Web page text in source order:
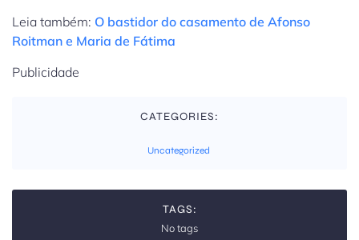
Leia também: O bastidor do casamento de Afonso
Roitman e Maria de Fátima
Publicidade
CATEGORIES:
Uncategorized
TAGS:
No tags